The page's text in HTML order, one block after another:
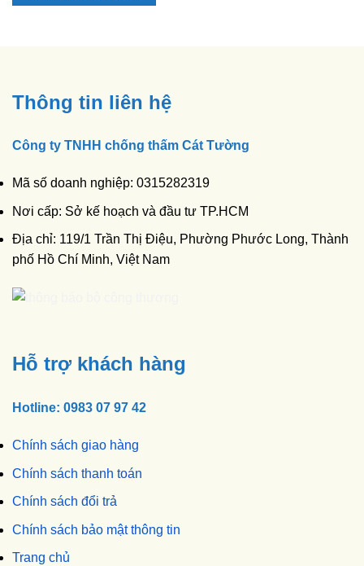
Thông tin liên hệ
Công ty TNHH chống thấm Cát Tường
Mã số doanh nghiệp: 0315282319
Nơi cấp: Sở kế hoạch và đầu tư TP.HCM
Địa chỉ: 119/1 Trần Thị Điệu, Phường Phước Long, Thành
phố Hồ Chí Minh, Việt Nam
Hỗ trợ khách hàng
Hotline: 0983 07 97 42
Chính sách giao hàng
Chính sách thanh toán
Chính sách đổi trả
Chính sách bảo mật thông tin
Trang chủ